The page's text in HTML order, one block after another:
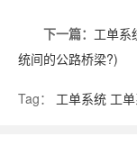
下一篇： 工单系
统间的公路桥梁?)
Tag： 工单系统 工